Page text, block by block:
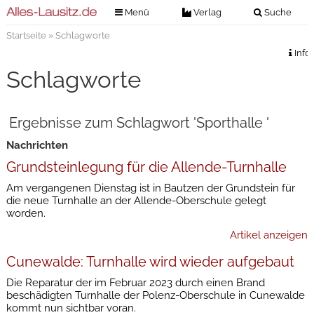
Menü Verlag Suche
Verlag
Kontakt
Anzeigenannahme
Digitale Ausgaben
Startseite» Schlagworte
Info
Schlagworte
Ergebnisse zum Schlagwort 'Sporthalle '
Nachrichten
Grundsteinlegung für die Allende-Turnhalle
Am vergangenen Dienstag ist in Bautzen der Grundstein für
die neue Turnhalle an der Allende-Oberschule gelegt
worden.
Artikel anzeigen
Cunewalde: Turnhalle wird wieder aufgebaut
Die Reparatur der im Februar 2023 durch einen Brand
beschädigten Turnhalle der Polenz-Oberschule in Cunewalde
kommt nun sichtbar voran.